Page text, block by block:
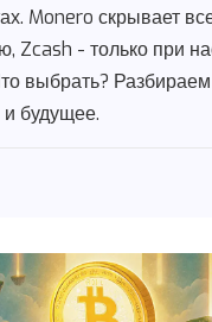
Monero скрывает
Zcash - только при
выбрать? Разбираем
будущее.